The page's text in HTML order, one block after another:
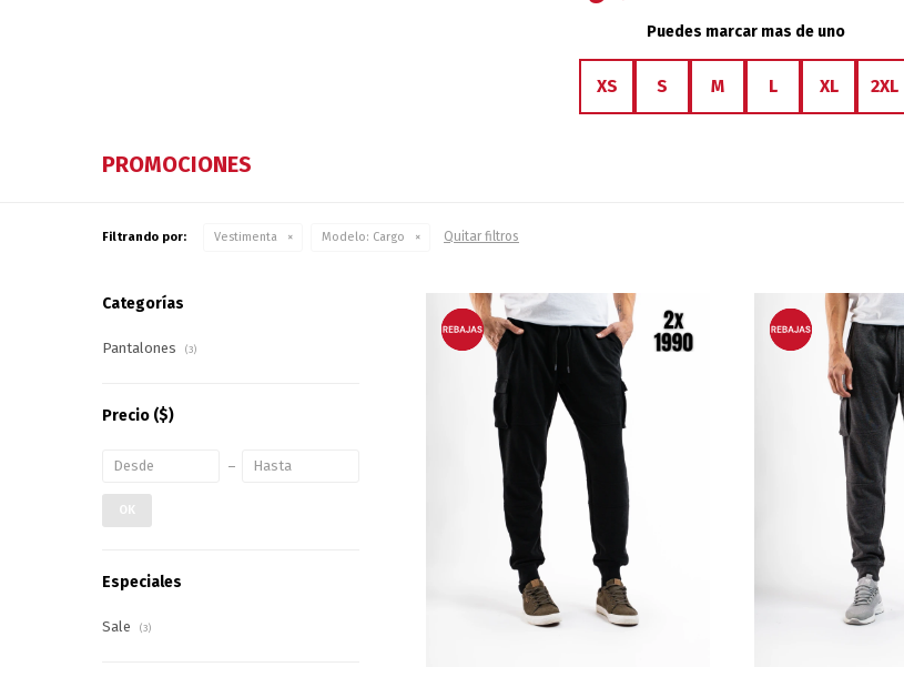
Puedes marcar mas de uno
XS S M L XL 2XL
PROMOCIONES
Filtrando por: Vestimenta Modelo: Cargo Quitar filtros
Categorías
Pantalones (3)
Precio ($)
OK
Especiales
Sale (3)